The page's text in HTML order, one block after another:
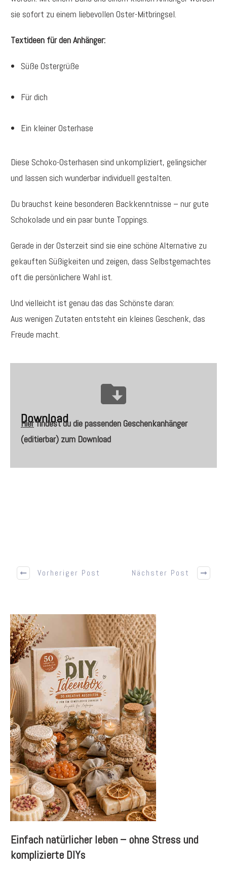
sie sofort zu einem liebevollen Oster-Mitbringsel.
Textideen für den Anhänger:
Süße Ostergrüße
Für dich
Ein kleiner Osterhase
Diese Schoko-Osterhasen sind unkompliziert, gelingsicher
und lassen sich wunderbar individuell gestalten.
Du brauchst keine besonderen Backkenntnisse – nur gute
Schokolade und ein paar bunte Toppings.
Gerade in der Osterzeit sind sie eine schöne Alternative zu
gekauften Süßigkeiten und zeigen, dass Selbstgemachtes
oft die persönlichere Wahl ist.
Und vielleicht ist genau das das Schönste daran:
Aus wenigen Zutaten entsteht ein kleines Geschenk, das
Freude macht.
Download
Hierfindest du die passenden Geschenkanhänger
(editierbar) zum Download
Vorheriger Post Nächster Post
Einfach natürlicher leben – ohne Stress und
komplizierte DIYs